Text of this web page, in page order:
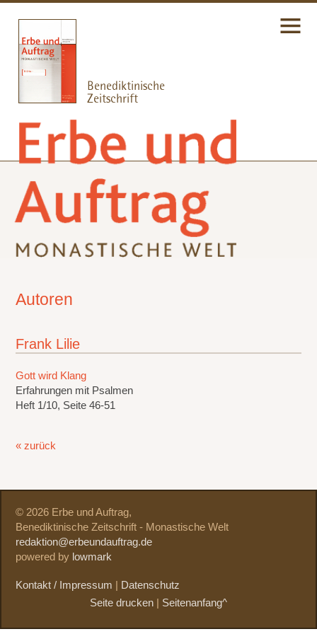
Autoren
Frank Lilie
Gott wird Klang
Erfahrungen mit Psalmen
Heft 1/10, Seite 46-51
« zurück
© 2026 Erbe und Auftrag,
Benediktinische Zeitschrift - Monastische Welt
redaktion@erbeundauftrag.de
powered by lowmark
Kontakt / Impressum
Datenschutz
Seite drucken
Seitenanfang^